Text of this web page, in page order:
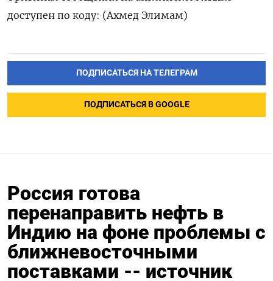
доступен ​по коду: (Ахмед ‌Элимам)
ПОДПИСАТЬСЯ НА ТЕЛЕГРАМ
ПОДПИСАТЬСЯ В GOOGLE
Россия готова
перенаправить нефть в
Индию на фоне проблемы с
ближневосточными
поставками -- источник